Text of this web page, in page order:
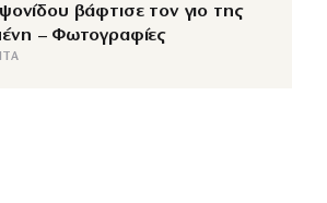
βάφτισε τον γιο της
– Φωτογραφίες